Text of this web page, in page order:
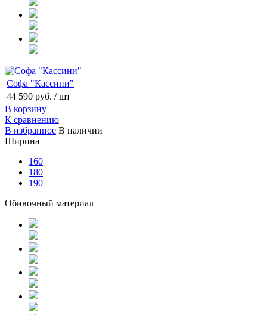
Софа "Кассини"
44 590 руб. / шт
В корзину
К сравнению
В избранное В наличии
Ширина
160
180
190
Обивочный материал